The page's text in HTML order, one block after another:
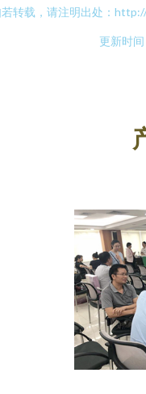
转载，请注明出处：
更新时